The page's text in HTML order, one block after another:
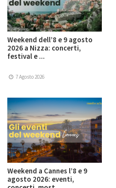
Weekend dell’8 e 9 agosto
2026 a Nizza: concerti,
festival e ...
7 Agosto 2026
Weekend a Cannes l’8 e 9
agosto 2026: eventi,